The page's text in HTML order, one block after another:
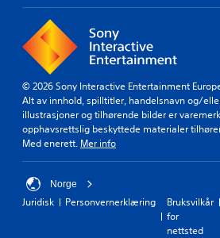
© 2026 Sony Interactive Entertainment
Alt av innhold, spilltitler, handelsnavn og/
illustrasjoner og tilhørende bilder er
opphavsrettslig beskyttede materialer
Med enerett. Mer info
Norge
Juridisk Personvernerklæring
Bruksvilkår
for
nettsted